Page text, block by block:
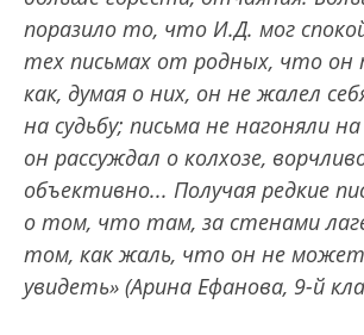
поразило то, что И.Д. мог
тех письмах от родных, что он
как, думая о них, он не жалел
на судьбу; письма не нагоняли
он рассуждал о колхозе,
объективно... Получая редкие
о том, что там, за стенами
том, как жаль, что он не
увидеть» (Арина Ефанова, 9-й